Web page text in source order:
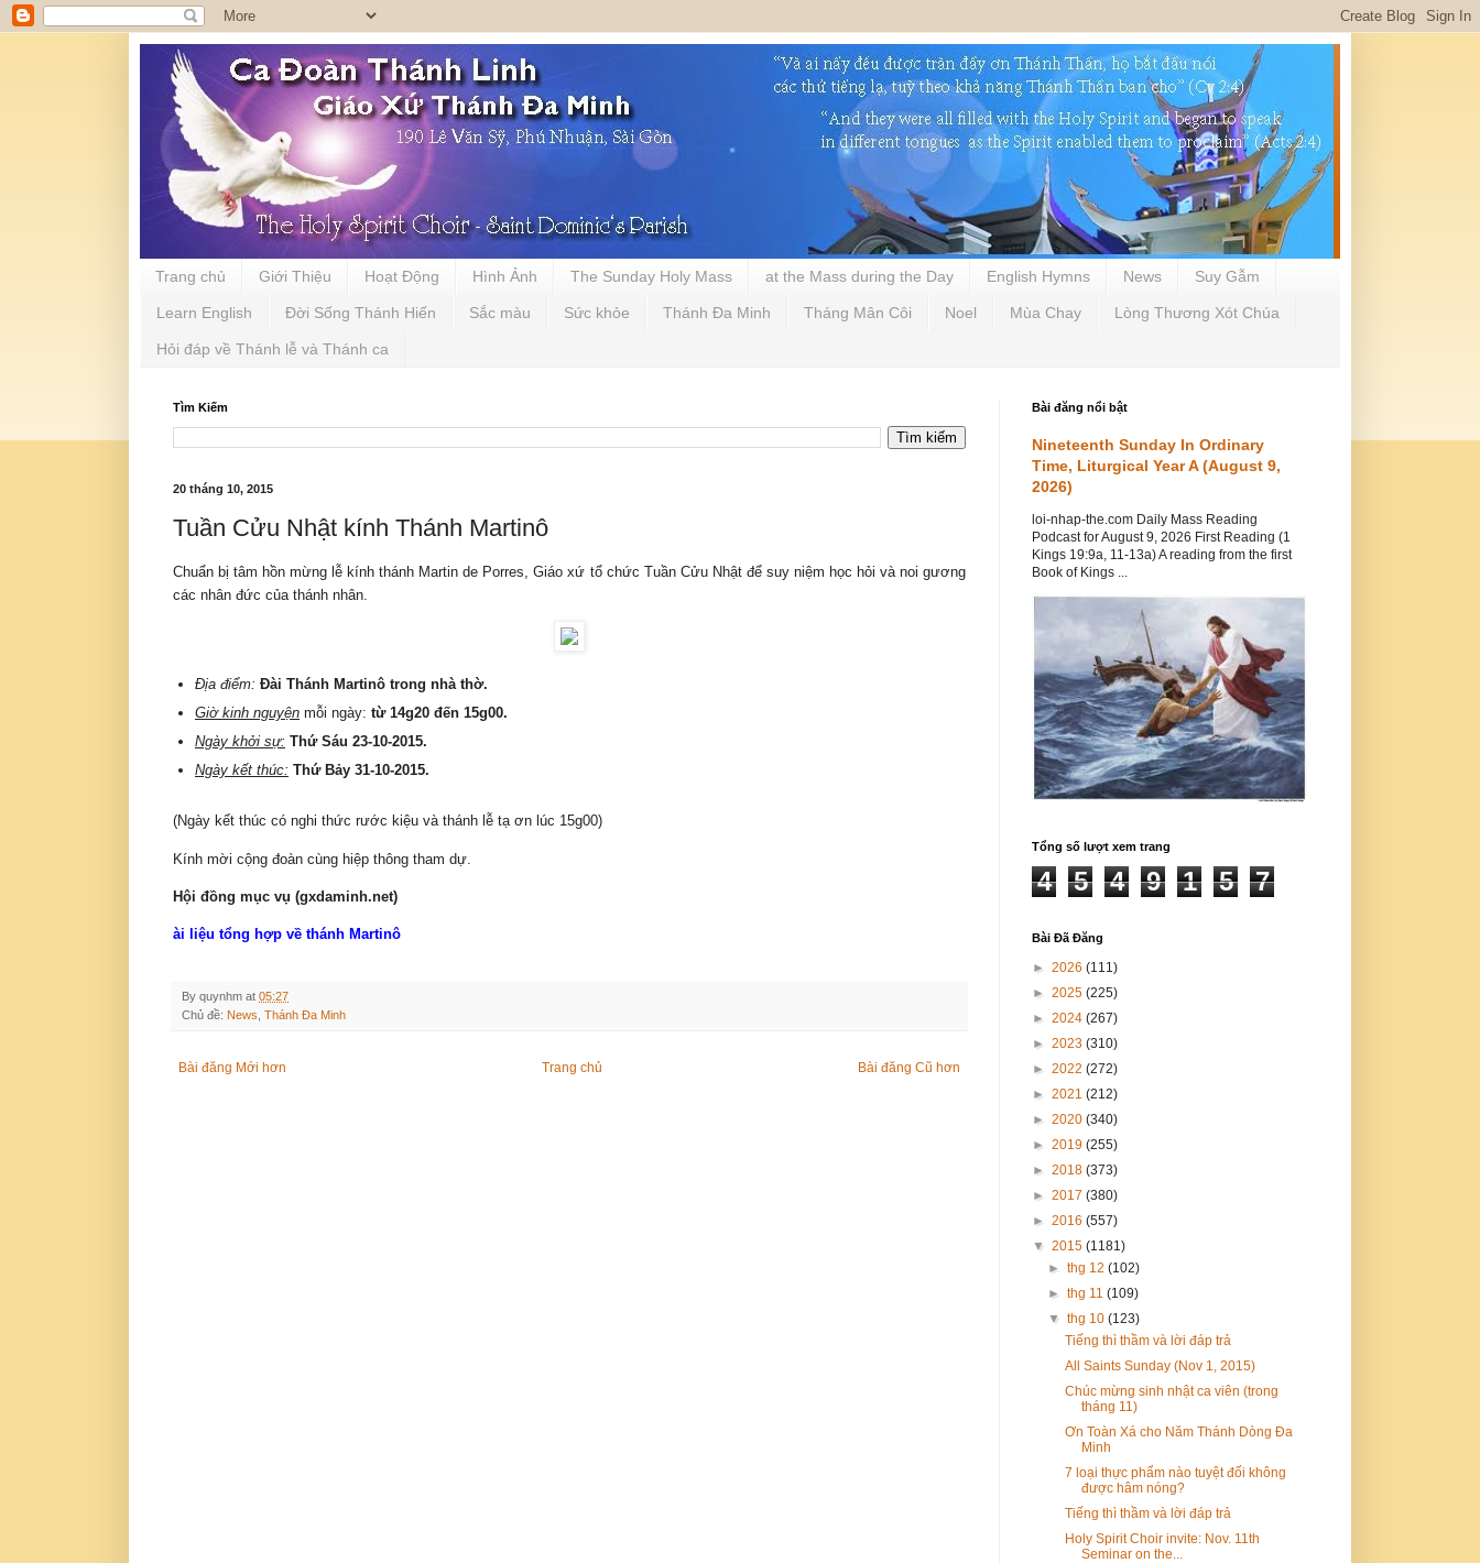
Trang chủ Giới Thiệu Hoạt Động Hình Ảnh The Sunday Holy Mass at the Mass during the Day English Hymns News Suy Gẫm
Learn English Đời Sống Thánh Hiến Sắc màu Sức khỏe Thánh Đa Minh Tháng Mân Côi Noel Mùa Chay Lòng Thương Xót Chúa
Hỏi đáp về Thánh lễ và Thánh ca
Tìm Kiếm
20 tháng 10, 2015
Tuần Cửu Nhật kính Thánh Martinô
Chuẩn bị tâm hồn mừng lễ kính thánh Martin de Porres, Giáo xứ tổ chức Tuần Cửu Nhật để suy niệm học hỏi và noi gương
các nhân đức của thánh nhân.
Địa điểm: Đài Thánh Martinô trong nhà thờ.
Giờ kinh nguyện mỗi ngày: từ 14g20 đến 15g00.
Ngày khởi sự: Thứ Sáu 23-10-2015.
Ngày kết thúc: Thứ Bảy 31-10-2015.
(Ngày kết thúc có nghi thức rước kiệu và thánh lễ tạ ơn lúc 15g00)
Kính mời cộng đoàn cùng hiệp thông tham dự.
Hội đồng mục vụ (gxdaminh.net)
ài liệu tổng hợp về thánh Martinô
By quynhm at 05:27
Chủ đề: News Thánh Đa Minh
Bài đăng Mới hơn Bài đăng Cũ hơn
Trang chủ
Bài đăng nổi bật
Nineteenth Sunday In Ordinary
Time, Liturgical Year A (August 9,
2026)
loi-nhap-the.com Daily Mass Reading
Podcast for August 9, 2026 First Reading (1
Kings 19:9a, 11-13a) A reading from the first
Book of Kings ...
Tổng số lượt xem trang
4 5 4 9 1 5 7
Bài Đã Đăng
► 2026 (111)
► 2025 (225)
► 2024 (267)
► 2023 (310)
► 2022 (272)
► 2021 (212)
► 2020 (340)
► 2019 (255)
► 2018 (373)
► 2017 (380)
► 2016 (557)
▼ 2015 (1181)
►thg 12(102)
►thg 11(109)
▼thg 10(123)
Tiếng thì thầm và lời đáp trả
All Saints Sunday (Nov 1, 2015)
Chúc mừng sinh nhật ca viên (trong
tháng 11)
Ơn Toàn Xá cho Năm Thánh Dòng Đa
Minh
7 loại thực phẩm nào tuyệt đối không
được hâm nóng?
Tiếng thì thầm và lời đáp trả
Holy Spirit Choir invite: Nov. 11th
Seminar on the...